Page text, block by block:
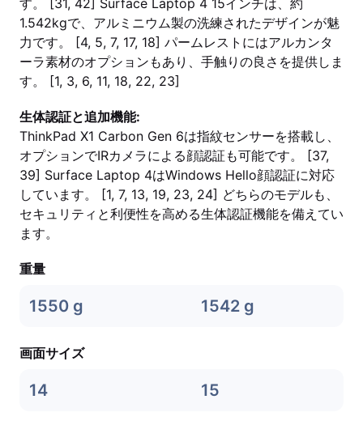
す。 [31, 42] Surface Laptop 4 15インチは、約
1.542kgで、アルミニウム製の洗練されたデザインが魅
力です。 [4, 5, 7, 17, 18] パームレストにはアルカンタ
ーラ素材のオプションもあり、手触りの良さを提供しま
す。 [1, 3, 6, 11, 18, 22, 23]
生体認証と追加機能:
ThinkPad X1 Carbon Gen 6は指紋センサーを搭載し、
オプションでIRカメラによる顔認証も可能です。 [37,
39] Surface Laptop 4はWindows Hello顔認証に対応
しています。 [1, 7, 13, 19, 23, 24] どちらのモデルも、
セキュリティと利便性を高める生体認証機能を備えてい
ます。
重量
1550 g 1542 g
画面サイズ
14 15